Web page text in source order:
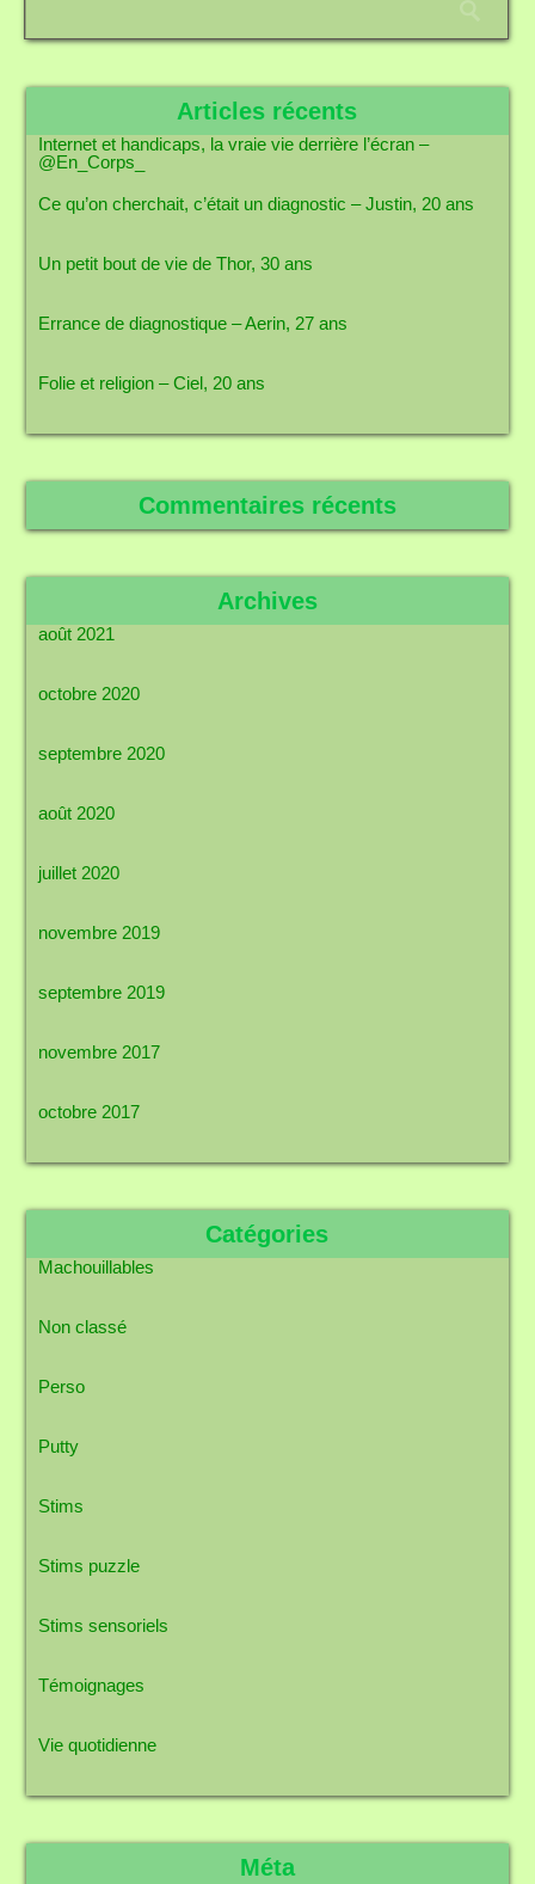
Articles récents
Internet et handicaps, la vraie vie derrière l’écran –
@En_Corps_
Ce qu’on cherchait, c’était un diagnostic – Justin, 20 ans
Un petit bout de vie de Thor, 30 ans
Errance de diagnostique – Aerin, 27 ans
Folie et religion – Ciel, 20 ans
Commentaires récents
Archives
août 2021
octobre 2020
septembre 2020
août 2020
juillet 2020
novembre 2019
septembre 2019
novembre 2017
octobre 2017
Catégories
Machouillables
Non classé
Perso
Putty
Stims
Stims puzzle
Stims sensoriels
Témoignages
Vie quotidienne
Méta